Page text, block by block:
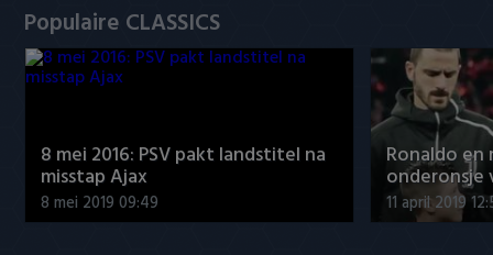
Populaire CLASSICS
8 mei 2016: PSV pakt landstitel na
misstap Ajax
8 mei 2019 09:49
Ronaldo
onderonsje
11 april 2019